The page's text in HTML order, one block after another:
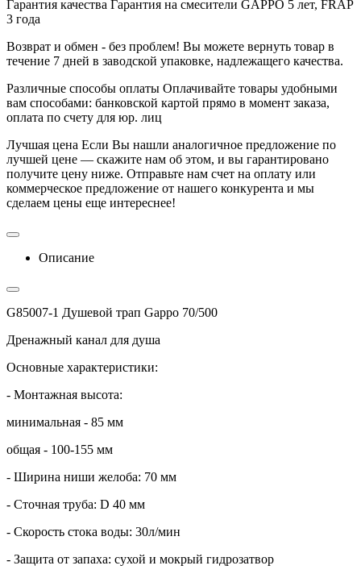
Гарантия качества Гарантия на смесители GAPPO 5 лет, FRAP
3 года
Возврат и обмен - без проблем! Вы можете вернуть товар в
течение 7 дней в заводской упаковке, надлежащего качества.
Различные способы оплаты Оплачивайте товары удобными
вам способами: банковской картой прямо в момент заказа,
оплата по счету для юр. лиц
Лучшая цена Если Вы нашли аналогичное предложение по
лучшей цене — скажите нам об этом, и вы гарантировано
получите цену ниже. Отправьте нам счет на оплату или
коммерческое предложение от нашего конкурента и мы
сделаем цены еще интереснее!
Описание
G85007-1 Душевой трап Gappo 70/500
Дренажный канал для душа
Основные характеристики:
- Монтажная высота:
минимальная - 85 мм
общая - 100-155 мм
- Ширина ниши желоба: 70 мм
- Сточная труба: D 40 мм
- Скорость стока воды: 30л/мин
- Защита от запаха: сухой и мокрый гидрозатвор